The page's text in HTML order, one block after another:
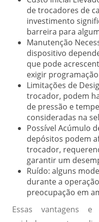
de trocadores de
investimento
barreira para
Manutenção
dispositivo
que pode
exigir
Limitações de
trocador, podem
de pressão e
consideradas na
Possível Acúmulo
depósitos podem
trocador,
garantir um
Ruído: alguns
durante a
preocupação em
Essas vantagens e